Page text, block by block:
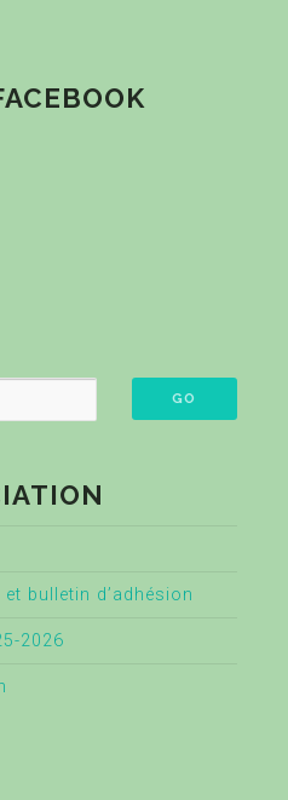
bulletin d’adhésion
2026